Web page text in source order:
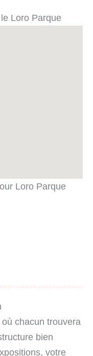
Loro Parque
Loro Parque
chacun trouvera
bien
votre